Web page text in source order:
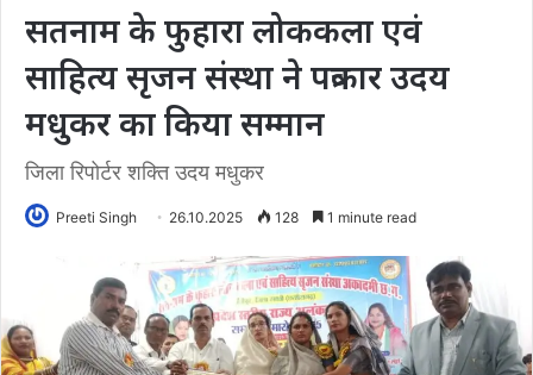
सतनाम के फुहारा लोककला एवं
साहित्य सृजन संस्था ने पत्रकार उदय
मधुकर का किया सम्मान
जिला रिपोर्टर शक्ति उदय मधुकर
Preeti Singh 26.10.2025 128 1 minute read